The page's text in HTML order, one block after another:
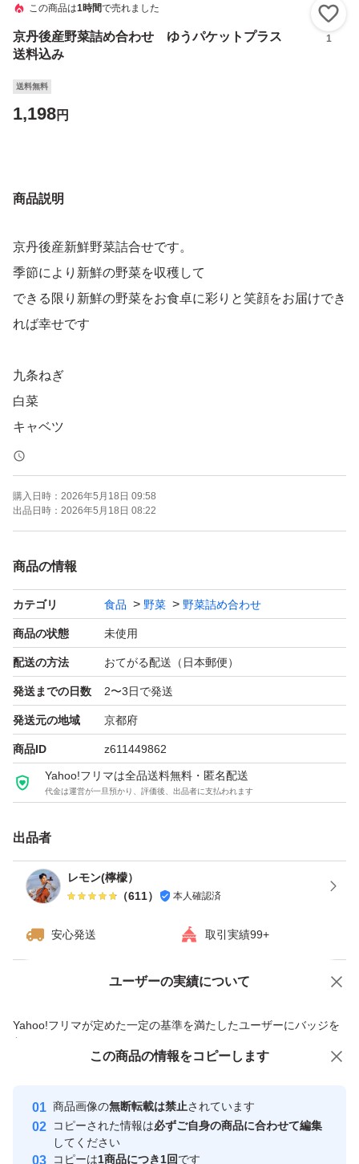
この商品は1時間で売れました
京丹後産野菜詰め合わせ ゆうパケットプラス
送料込み
1
送料無料
1,198円
商品説明
京丹後産新鮮野菜詰合せです。
季節により新鮮の野菜を収穫して
できる限り新鮮の野菜をお食卓に彩りと笑顔をお届けでき
れば幸せです
九条ねぎ
白菜
キャベツ
ミニ大根
オクラ
ミニトマト
ほうれん草
二十日大根（ラデッシュ)
かぼちゃ
京ぐれない人参
玉ねぎ
しろな
人参…
毎日の収穫によってゆうパケットプラスに6種類〜8種類
是非食べてみてください。
常温での発送となります。
配達に時間がかかることによる、商品の痛み等にはご理解
購入日時： 2026年5月18日 09:58
出品日時： 2026年5月18日 08:22
商品の情報
カテゴリ 食品 野菜 野菜詰め合わせ
商品の状態 未使用
配送の方法 おてがる配送（日本郵便）
発送までの日数 2〜3日で発送
発送元の地域 京都府
商品ID z611449862
Yahoo!フリマは全品送料無料・匿名配送
代金は運営が一旦預かり、評価後、出品者に支払われます
出品者
レモン(檸檬）
（611） 本人確認済
安心発送 取引実績99+
ユーザーの実績について
Yahoo!フリマが定めた一定の基準を満たしたユーザーにバッジを
付与しています
安心取引出品者
心・安全なユーザーです
取引実績
価格の相談 商品への質問
この商品の情報をコピーします
商品画像の無断転載は禁止されています
コピーされた情報は必ずご自身の商品に合わせて編集
してください
コピーは1商品につき1回です
この商品をみている人にオススメ